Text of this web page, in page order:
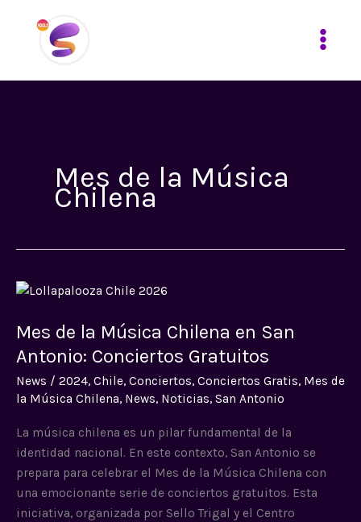
contenido
Mes de la Música
Chilena
Mes de la Música Chilena en San
Antonio: Conciertos Gratuitos
News / 2024, Chile, Conciertos, Conciertos Gratis, Mes de
la Música Chilena, News, Noticias, San Antonio
La música chilena es un pilar fundamental de la
identidad nacional. En este contexto, San Antonio se
prepara para celebrar el Mes de la Música Chilena con
una emocionante serie de conciertos gratuitos. Esta
iniciativa, organizada por Sello Trigal y el Centro
Mes
la
Música
en
Antonio:
Conciertos
Gratuitos